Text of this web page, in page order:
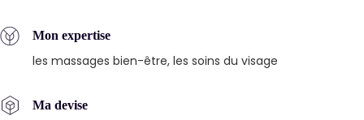
Mon expertise
les massages bien-être, les soins du visage
Ma devise